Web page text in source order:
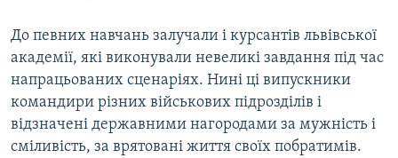
До певних навчань залучали і курсантів львівської
академії, які виконували невеликі завдання під час
напрацьованих сценаріях. Нині ці випускники
командири різних військових підрозділів і
відзначені державними нагородами за мужність і
сміливість, за врятовані життя своїх побратимів.